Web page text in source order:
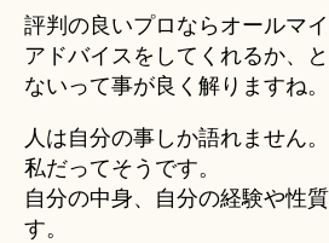
評判の良いプロならオールマ
アドバイスをしてくれるか、
ないって事が良く解りますね。
人は自分の事しか語れません。
私だってそうです。
自分の中身、自分の経験や性
す。